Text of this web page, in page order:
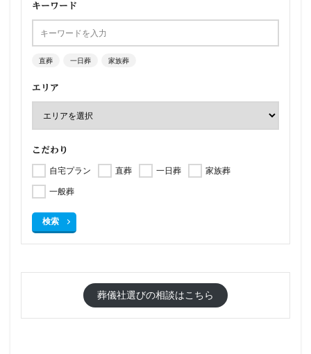
キーワード
直葬 一日葬 家族葬
エリア
こだわり
自宅プラン 直葬 一日葬
家族葬
一般葬
検索
葬儀社選びの相談はこちら